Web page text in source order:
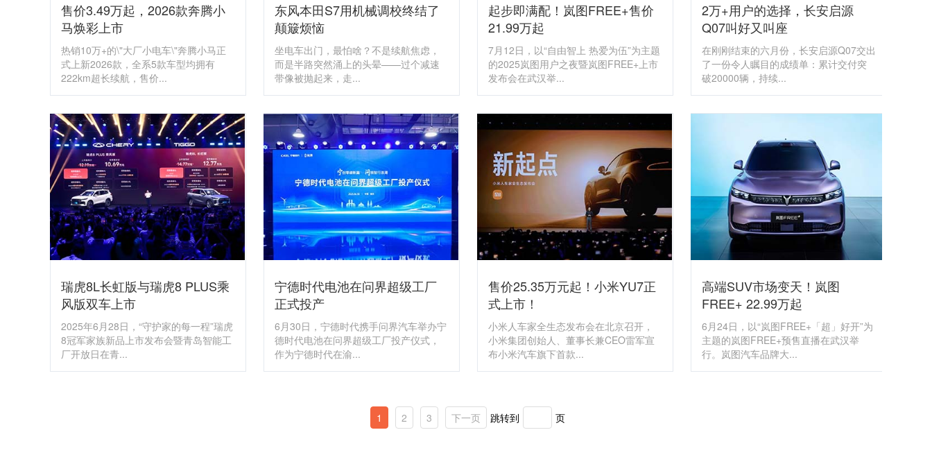
售价3.49万起，2026款奔腾小
马焕彩上市
热销10万+的\"大厂小电车\"奔腾小马正
式上新2026款，全系5款车型均拥有
222km超长续航，售价...
东风本田S7用机械调校终结了
颠簸烦恼
坐电车出门，最怕啥？不是续航焦虑，
而是半路突然涌上的头晕——过个减速
带像被抛起来，走...
起步即满配！岚图FREE+售价
21.99万起
7月12日，以“自由智上 热爱为伍”为主题
的2025岚图用户之夜暨岚图FREE+上市
发布会在武汉举...
2万+用户的选择，长安启源
Q07叫好又叫座
在刚刚结束的六月份，长安启源Q07交出
了一份令人瞩目的成绩单：累计交付突
破20000辆，持续...
瑞虎8L长虹版与瑞虎8 PLUS乘
风版双车上市
2025年6月28日，“守护家的每一程”瑞虎
8冠军家族新品上市发布会暨青岛智能工
厂开放日在青...
宁德时代电池在问界超级工厂
正式投产
6月30日，宁德时代携手问界汽车举办宁
德时代电池在问界超级工厂投产仪式，
作为宁德时代在渝...
售价25.35万元起！小米YU7正
式上市！
小米人车家全生态发布会在北京召开，
小米集团创始人、董事长兼CEO雷军宣
布小米汽车旗下首款...
高端SUV市场变天！岚图
FREE+ 22.99万起
6月24日，以“岚图FREE+「超」好开”为
主题的岚图FREE+预售直播在武汉举
行。岚图汽车品牌大...
1 2 3 下一页 跳转到 页